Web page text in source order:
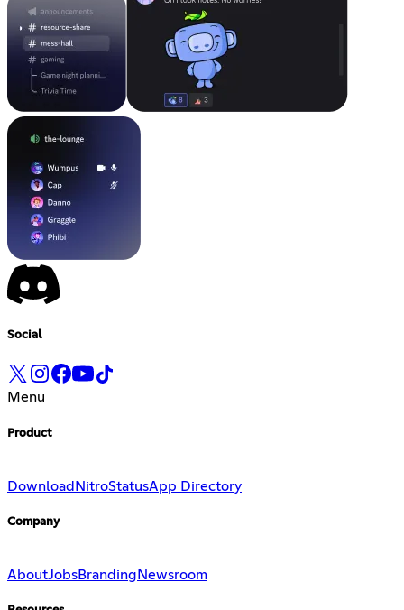
Social
Menu
Product
Download NitroStatusApp Directory
Company
AboutJobsBranding Newsroom